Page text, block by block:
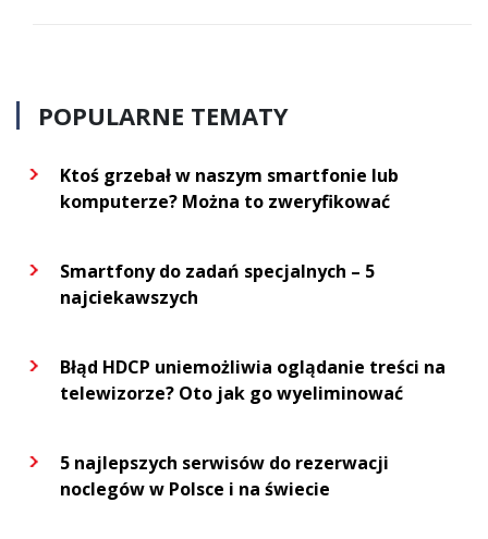
POPULARNE TEMATY
Ktoś grzebał w naszym smartfonie lub
komputerze? Można to zweryfikować
Smartfony do zadań specjalnych – 5
najciekawszych
Błąd HDCP uniemożliwia oglądanie treści na
telewizorze? Oto jak go wyeliminować
5 najlepszych serwisów do rezerwacji
noclegów w Polsce i na świecie